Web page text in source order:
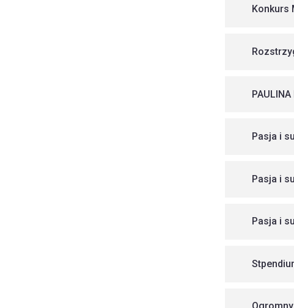
Konkurs
Pasja i
Pasja i
Pasja i